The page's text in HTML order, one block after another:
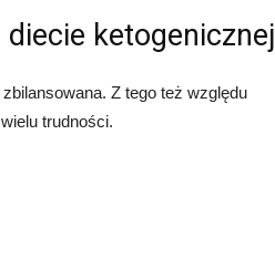
diecie ketogenicznej
Z tego też względu
trudności.